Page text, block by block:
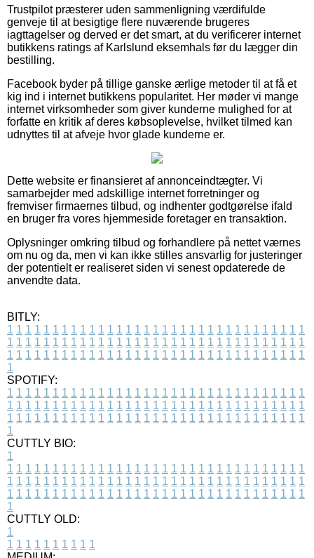
Trustpilot præsterer uden sammenligning værdifulde
genveje til at besigtige flere nuværende brugeres
iagttagelser og derved er det smart, at du verificerer internet
butikkens ratings af Karlslund eksemhals før du lægger din
bestilling.
Facebook byder på tillige ganske ærlige metoder til at få et
kig ind i internet butikkens popularitet. Her møder vi mange
internet virksomheder som giver kunderne mulighed for at
forfatte en kritik af deres købsoplevelse, hvilket tilmed kan
udnyttes til at afveje hvor glade kunderne er.
Dette website er finansieret af annonceindtægter. Vi
samarbejder med adskillige internet forretninger og
fremviser firmaernes tilbud, og indhenter godtgørelse ifald
en bruger fra vores hjemmeside foretager en transaktion.
Oplysninger omkring tilbud og forhandlere på nettet værnes
om nu og da, men vi kan ikke stilles ansvarlig for justeringer
der potentielt er realiseret siden vi senest opdaterede de
anvendte data.
BITLY:
1 1 1 1 1 1 1 1 1 1 1 1 1 1 1 1 1 1 1 1 1 1 1 1 1 1 1 1 1 1 1 1 1
1 1 1 1 1 1 1 1 1 1 1 1 1 1 1 1 1 1 1 1 1 1 1 1 1 1 1 1 1 1 1 1 1
1 1 1 1 1 1 1 1 1 1 1 1 1 1 1 1 1 1 1 1 1 1 1 1 1 1 1 1 1 1 1 1 1
1
SPOTIFY:
1 1 1 1 1 1 1 1 1 1 1 1 1 1 1 1 1 1 1 1 1 1 1 1 1 1 1 1 1 1 1 1 1
1 1 1 1 1 1 1 1 1 1 1 1 1 1 1 1 1 1 1 1 1 1 1 1 1 1 1 1 1 1 1 1 1
1 1 1 1 1 1 1 1 1 1 1 1 1 1 1 1 1 1 1 1 1 1 1 1 1 1 1 1 1 1 1 1 1
1
CUTTLY BIO:
1
1 1 1 1 1 1 1 1 1 1 1 1 1 1 1 1 1 1 1 1 1 1 1 1 1 1 1 1 1 1 1 1 1
1 1 1 1 1 1 1 1 1 1 1 1 1 1 1 1 1 1 1 1 1 1 1 1 1 1 1 1 1 1 1 1 1
1 1 1 1 1 1 1 1 1 1 1 1 1 1 1 1 1 1 1 1 1 1 1 1 1 1 1 1 1 1 1 1 1
1
CUTTLY OLD:
1
1 1 1 1 1 1 1 1 1 1